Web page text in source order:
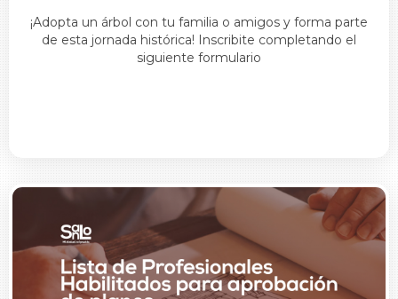
¡Adopta un árbol con tu familia o amigos y forma parte
de esta jornada histórica! Inscribite completando el
siguiente formulario